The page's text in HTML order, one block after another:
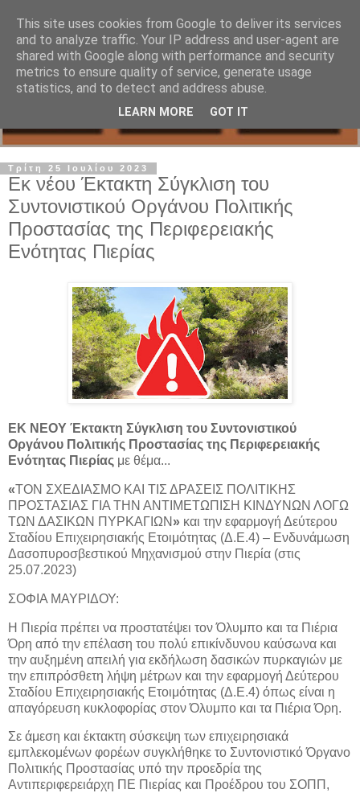
Τρίτη 25 Ιουλίου 2023
Εκ νέου Έκτακτη Σύγκλιση του
Συντονιστικού Οργάνου Πολιτικής
Προστασίας της Περιφερειακής
Ενότητας Πιερίας
ΕΚ ΝΕΟΥ Έκτακτη Σύγκλιση του Συντονιστικού
Οργάνου Πολιτικής Προστασίας της Περιφερειακής
Ενότητας Πιερίας με θέμα...
«ΤΟΝ ΣΧΕΔΙΑΣΜΌ ΚΑΙ ΤΙΣ ΔΡΆΣΕΙΣ ΠΟΛΙΤΙΚΉΣ
ΠΡΟΣΤΑΣΊΑΣ ΓΙΑ ΤΗΝ ΑΝΤΙΜΕΤΏΠΙΣΗ ΚΙΝΔΎΝΩΝ ΛΌΓΩ
ΤΩΝ ΔΑΣΙΚΏΝ ΠΥΡΚΑΓΙΏΝ » και την εφαρμογή Δεύτερου
Σταδίου Επιχειρησιακής Ετοιμότητας (Δ.Ε.4) – Ενδυνάμωση
Δασοπυροσβεστικού Μηχανισμού στην Πιερία (στις
25.07.2023)
ΣΟΦΙΑ ΜΑΥΡΙΔΟΥ:
Η Πιερία πρέπει να προστατέψει τον Όλυμπο και τα Πιέρια
Όρη από την επέλαση του πολύ επικίνδυνου καύσωνα και
την αυξημένη απειλή για εκδήλωση δασικών πυρκαγιών με
την επιπρόσθετη λήψη μέτρων και την εφαρμογή Δεύτερου
Σταδίου Επιχειρησιακής Ετοιμότητας (Δ.Ε.4) όπως είναι η
απαγόρευση κυκλοφορίας στον Όλυμπο και τα Πιέρια Όρη.
Σε άμεση και έκτακτη σύσκεψη των επιχειρησιακά
εμπλεκομένων φορέων συγκλήθηκε το Συντονιστικό Όργανο
Πολιτικής Προστασίας υπό την προεδρία της
Αντιπεριφερειάρχη ΠΕ Πιερίας και Προέδρου του ΣΟΠΠ,
This site uses cookies from Google to deliver its services
and to analyze traffic. Your IP address and user-agent are
shared with Google along with performance and security
metrics to ensure quality of service, generate usage
statistics, and to detect and address abuse.
LEARN MORE GOT IT